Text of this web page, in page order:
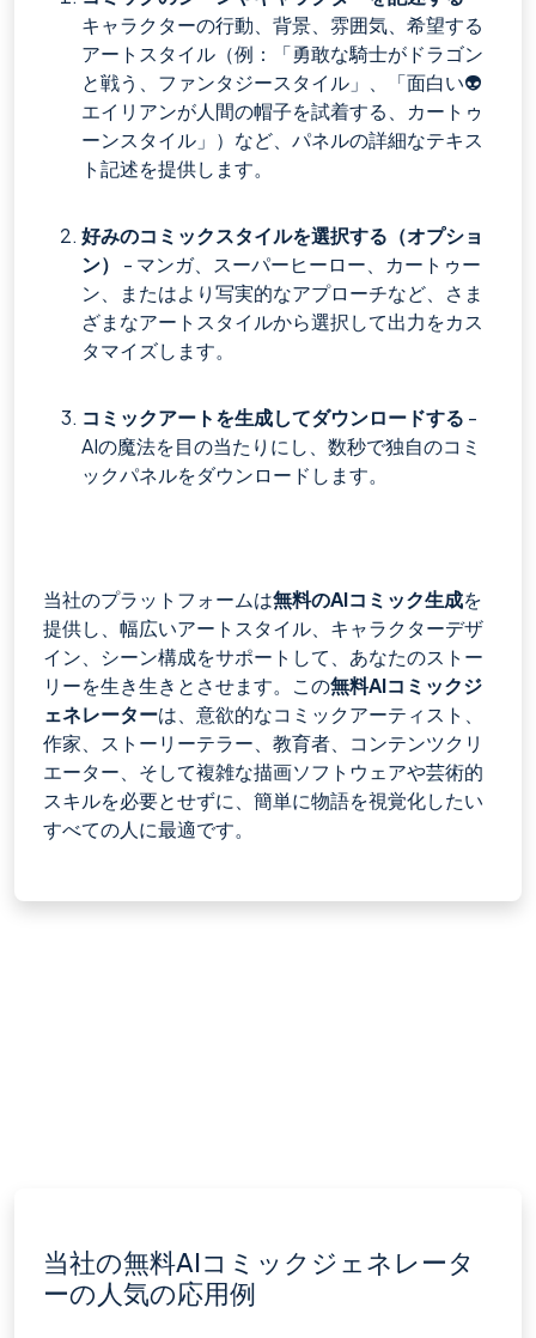
キャラクターの行動、背景、雰囲気、希望する
アートスタイル（例：「勇敢な騎士がドラゴン
と戦う、ファンタジースタイル」、「面白い👽
エイリアンが人間の帽子を試着する、カートゥ
ーンスタイル」）など、パネルの詳細なテキス
ト記述を提供します。
好みのコミックスタイルを選択する（オプショ
ン）
- マンガ、スーパーヒーロー、カートゥー
ン、またはより写実的なアプローチなど、さま
ざまなアートスタイルから選択して出力をカス
タマイズします。
コミックアートを生成してダウンロードする -
AIの魔法を目の当たりにし、数秒で独自のコミ
ックパネルをダウンロードします。
当社のプラットフォームは無料のAIコミック生成を
提供し、幅広いアートスタイル、キャラクターデザ
イン、シーン構成をサポートして、あなたのストー
リーを生き生きとさせます。この無料AIコミックジ
ェネレーターは、意欲的なコミックアーティスト、
作家、ストーリーテラー、教育者、コンテンツクリ
エーター、そして複雑な描画ソフトウェアや芸術的
スキルを必要とせずに、簡単に物語を視覚化したい
すべての人に最適です。
当社の無料AIコミックジェネレータ
ーの人気の応用例